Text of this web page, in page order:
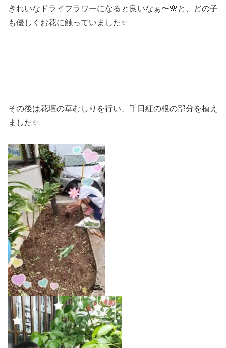
きれいなドライフラワーになると良いなぁ〜🌸と、どの子
も優しくお花に触っていました✨
その後は花壇の草むしりを行い、千日紅の根の部分を植え
ました✨